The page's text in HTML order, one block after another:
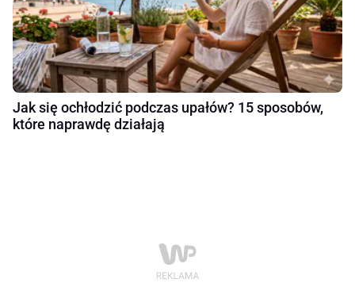
Jak się ochłodzić podczas upałów? 15 sposobów,
które naprawdę działają